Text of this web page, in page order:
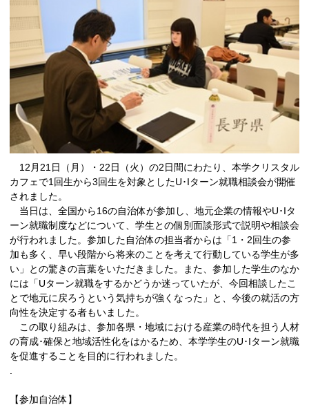
12月21日（月）・22日（火）の2日間にわたり、本学クリスタル
カフェで1回生から3回生を対象としたU･Iターン就職相談会が開催
されました。
当日は、全国から16の自治体が参加し、地元企業の情報やU･Iタ
ーン就職制度などについて、学生との個別面談形式で説明や相談会
が行われました。参加した自治体の担当者からは「1・2回生の参
加も多く、早い段階から将来のことを考えて行動している学生が多
い」との驚きの言葉をいただきました。また、参加した学生のなか
には「Uターン就職をするかどうか迷っていたが、今回相談したこ
とで地元に戻ろうという気持ちが強くなった」と、今後の就活の方
向性を決定する者もいました。
この取り組みは、参加各県・地域における産業の時代を担う人材
の育成･確保と地域活性化をはかるため、本学学生のU･Iターン就職
を促進することを目的に行われました。
【参加自治体】